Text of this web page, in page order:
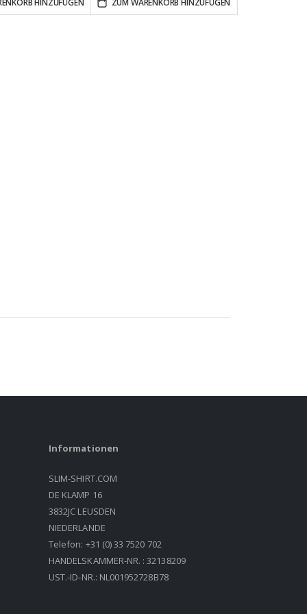
Informationen
SLIM-SHIRT.COM
DE KLAMP 16
3832JC LEUSDEN
NIEDERLANDE
Telefon: +31 (0) 33 7520 702
HANDELSKAMMER-NR. : 32138209
UST.-ID-NR.: NL001952728B78